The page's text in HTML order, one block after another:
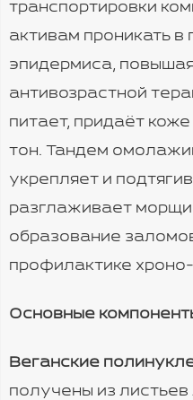
транспортировки
активам проникать в
эпидермиса,
антивозрастной
питает, придаёт
тон. Тандем
укрепляет и
разглаживает
образование
профилактике
Основные
Веганские
получены из